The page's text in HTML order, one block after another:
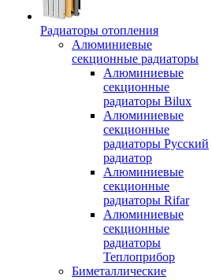
Радиаторы отопления
Алюминиевые
секционные радиаторы
Алюминиевые
секционные
радиаторы Bilux
Алюминиевые
секционные
радиаторы Русский
радиатор
Алюминиевые
секционные
радиаторы Rifar
Алюминиевые
секционные
радиаторы
Теплоприбор
Биметаллические